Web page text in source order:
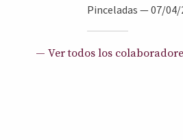
Pinceladas — 07/04/
— Ver todos los